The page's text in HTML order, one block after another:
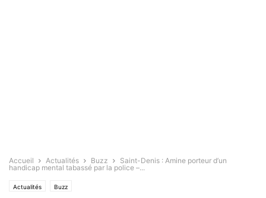
Accueil Actualités Buzz
Saint-Denis : Amine porteur d’un
handicap mental tabassé par la police –...
Actualités Buzz